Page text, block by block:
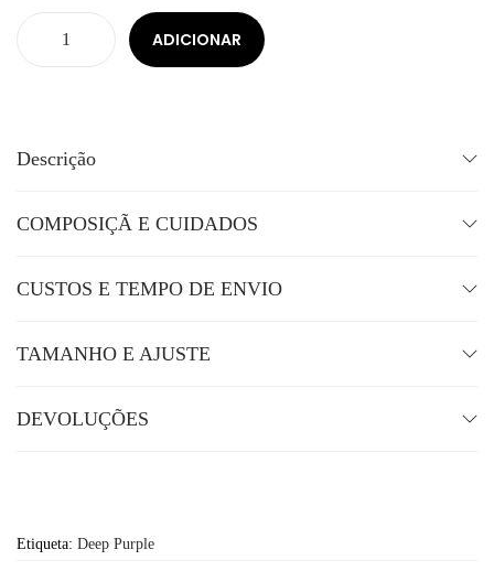
ADICIONAR
Descrição
COMPOSIÇÃ E CUIDADOS
CUSTOS E TEMPO DE ENVIO
TAMANHO E AJUSTE
DEVOLUÇÕES
Etiqueta: Deep Purple